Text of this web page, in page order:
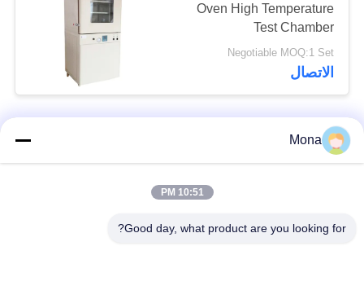
Oven High Temperature
Test Chamber
Negotiable MOQ:1 Set
الاتصال
Mona
10:51 PM
Good day, what product are you looking for?